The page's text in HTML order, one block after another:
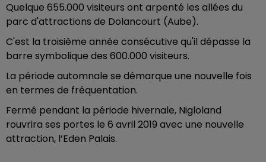
Quelque 655.000 visiteurs ont arpenté les allées du
parc d'attractions de Dolancourt (Aube).
C'est la troisième année consécutive qu'il dépasse la
barre symbolique des 600.000 visiteurs.
La période automnale se démarque une nouvelle fois
en termes de fréquentation.
Fermé pendant la période hivernale, Nigloland
rouvrira ses portes le 6 avril 2019 avec une nouvelle
attraction, l’Eden Palais.